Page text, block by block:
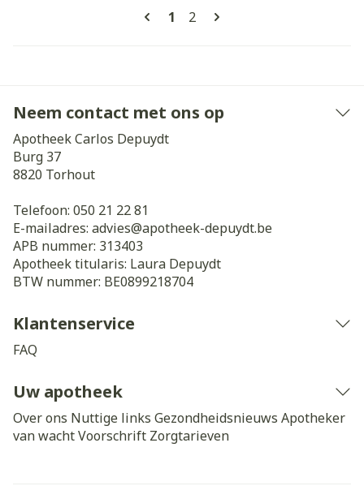
Pagina's
U lees momenteel pagina
1 Pagina
2
Neem contact met ons op
Apotheek Carlos Depuydt
Burg 37
8820 Torhout
Telefoon: 050 21 22 81
E-mailadres: advies@apotheek-depuydt.be
APB nummer: 313403
Apotheek titularis: Laura Depuydt
BTW nummer: BE0899218704
Klantenservice
FAQ
Uw apotheek
Over ons Nuttige links Gezondheidsnieuws Apotheker
van wachtVoorschrift Zorgtarieven